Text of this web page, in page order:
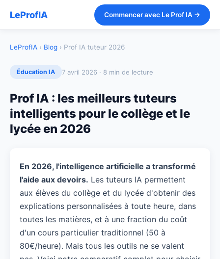
LeProfIA Commencer avec Le Prof IA →
LeProfIA › Blog › Prof IA tuteur 2026
Éducation IA 7 avril 2026 · 8 min de lecture
Prof IA : les meilleurs tuteurs
intelligents pour le collège et le
lycée en 2026
En 2026, l'intelligence artificielle a transformé
l'aide aux devoirs. Les tuteurs IA permettent
aux élèves du collège et du lycée d'obtenir des
explications personnalisées à toute heure, dans
toutes les matières, et à une fraction du coût
d'un cours particulier traditionnel (50 à
80€/heure). Mais tous les outils ne se valent